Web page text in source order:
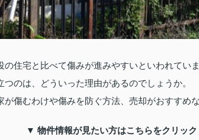
住宅と比べて傷みが進みやすいといわれていま
のは、どういった理由があるのでしょうか。
傷むわけや傷みを防ぐ方法、売却がおすすめ
▼ 物件情報が見たい方はこちらをクリッ